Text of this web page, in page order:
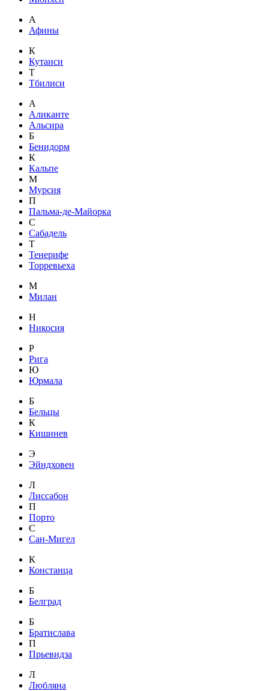
А
Афины
К
Кутаиси
Т
Тбилиси
А
Аликанте
Альсира
Б
Бенидорм
К
Кальпе
М
Мурсия
П
Пальма-де-Майорка
С
Сабадель
Т
Тенерифе
Торревьеха
М
Милан
Н
Никосия
Р
Рига
Ю
Юрмала
Б
Бельцы
К
Кишинев
Э
Эйндховен
Л
Лиссабон
П
Порто
С
Сан-Мигел
К
Констанца
Б
Белград
Б
Братислава
П
Прьевидза
Л
Любляна